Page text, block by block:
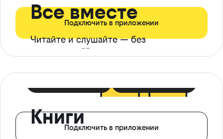
Все вместе
Читайте и слушайте — без
ограничений*
Подключить в приложении
КнигиПодключить в приложении